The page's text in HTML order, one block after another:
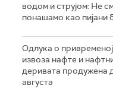
водом и струјом: Не
понашамо као пијани
Одлука о
извоза нафте и
деривата продужена
августа